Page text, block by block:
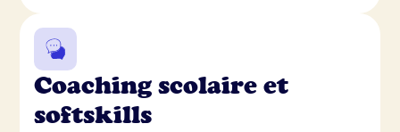
Coaching scolaire et
softskills